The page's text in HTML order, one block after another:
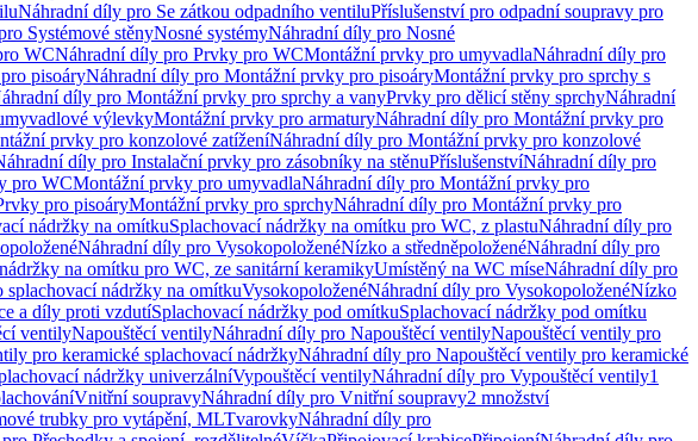
Náhradní díly pro Se zátkou odpadního ventiluPříslušenství pro odpadní soupravy pro
Systémové stěnyNosné systémyNáhradní díly pro Nosné
WCNáhradní díly pro Prvky pro WCMontážní prvky pro umyvadlaNáhradní díly pro
pisoáryNáhradní díly pro Montážní prvky pro pisoáryMontážní prvky pro sprchy s
díly pro Montážní prvky pro sprchy a vanyPrvky pro dělicí stěny sprchyNáhradní
výlevkyMontážní prvky pro armaturyNáhradní díly pro Montážní prvky pro
prvky pro konzolové zatíženíNáhradní díly pro Montážní prvky pro konzolové
díly pro Instalační prvky pro zásobníky na stěnuPříslušenstvíNáhradní díly pro
pro WCMontážní prvky pro umyvadlaNáhradní díly pro Montážní prvky pro
pro pisoáryMontážní prvky pro sprchyNáhradní díly pro Montážní prvky pro
nádržky na omítkuSplachovací nádržky na omítku pro WC, z plastuNáhradní díly pro
Náhradní díly pro VysokopoloženéNízko a středněpoloženéNáhradní díly pro
na omítku pro WC, ze sanitární keramikyUmístěný na WC míseNáhradní díly pro
nádržky na omítkuVysokopoloženéNáhradní díly pro VysokopoloženéNízko
a díly proti vzdutíSplachovací nádržky pod omítkuSplachovací nádržky pod omítku
ventilyNapouštěcí ventilyNáhradní díly pro Napouštěcí ventilyNapouštěcí ventily pro
pro keramické splachovací nádržkyNáhradní díly pro Napouštěcí ventily pro keramické
nádržky univerzálníVypouštěcí ventilyNáhradní díly pro Vypouštěcí ventily1
Vnitřní soupravyNáhradní díly pro Vnitřní soupravy2 množství
trubky pro vytápění, MLTvarovkyNáhradní díly pro